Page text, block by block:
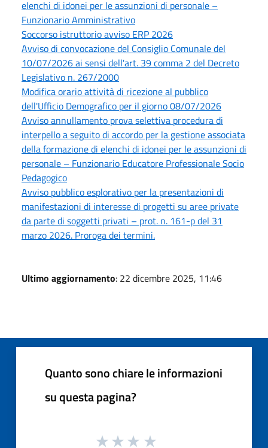
elenchi di idonei per le assunzioni di personale –
Funzionario Amministrativo
Soccorso istruttorio avviso ERP 2026
Avviso di convocazione del Consiglio Comunale del
10/07/2026 ai sensi dell'art. 39 comma 2 del Decreto
Legislativo n. 267/2000
Modifica orario attività di ricezione al pubblico
dell'Ufficio Demografico per il giorno 08/07/2026
Avviso annullamento prova selettiva procedura di
interpello a seguito di accordo per la gestione associata
della formazione di elenchi di idonei per le assunzioni di
personale – Funzionario Educatore Professionale Socio
Pedagogico
Avviso pubblico esplorativo per la presentazioni di
manifestazioni di interesse di progetti su aree private
da parte di soggetti privati – prot. n. 161-p del 31
marzo 2026. Proroga dei termini.
Ultimo aggiornamento: 22 dicembre 2025, 11:46
Quanto sono chiare le informazioni
su questa pagina?